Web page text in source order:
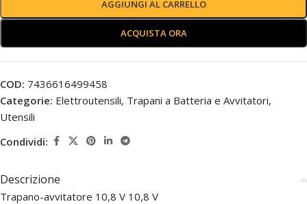
AGGIUNGI AL CARRELLO
ACQUISTA ORA
COD: 7436616499458
Categorie: Elettroutensili, Trapani a Batteria e Avvitatori,
Utensili
Condividi:
Descrizione
Trapano-avvitatore 10,8 V 10,8 V